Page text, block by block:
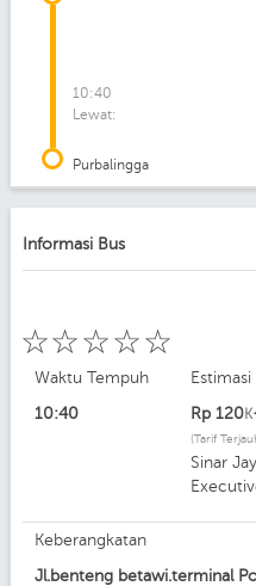
10:40
Lewat:
Purbalingga
Informasi Bus
☆
☆
☆
☆
☆
Waktu Tempuh
10:40
Rp 120K
(Tarif
Sinar
Keberangkatan
Jl.benteng betawi.terminal